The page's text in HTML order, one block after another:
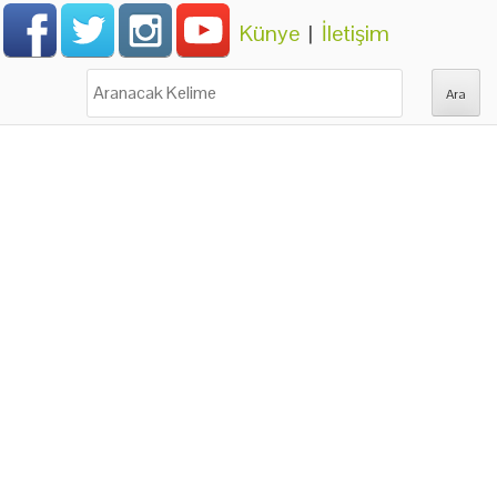
Künye | İletişim